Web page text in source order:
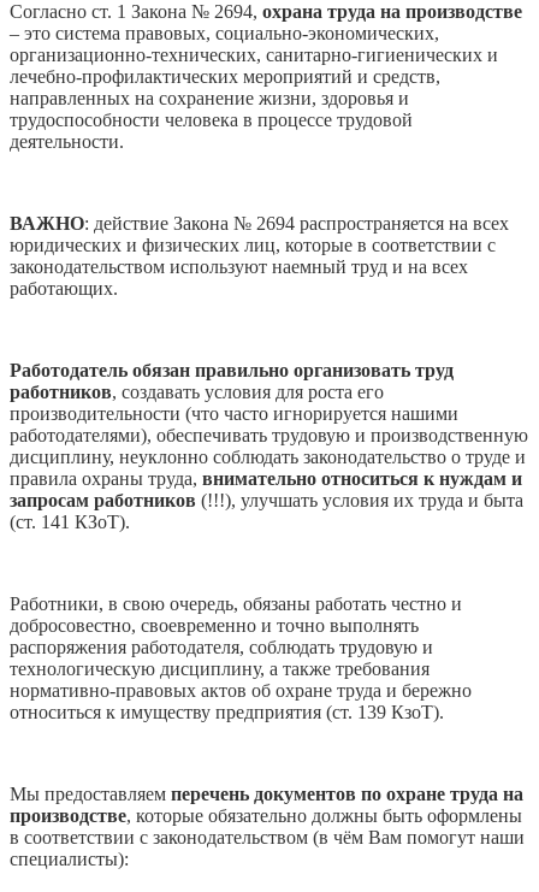
Согласно ст. 1 Закона № 2694, охрана труда на производстве
– это система правовых, социально-экономических,
организационно-технических, санитарно-гигиенических и
лечебно-профилактических мероприятий и средств,
направленных на сохранение жизни, здоровья и
трудоспособности человека в процессе трудовой
деятельности.
ВАЖНО: действие Закона № 2694 распространяется на всех
юридических и физических лиц, которые в соответствии с
законодательством используют наемный труд и на всех
работающих.
Работодатель обязан правильно организовать труд
работников, создавать условия для роста его
производительности (что часто игнорируется нашими
работодателями), обеспечивать трудовую и производственную
дисциплину, неуклонно соблюдать законодательство о труде и
правила охраны труда, внимательно относиться к нуждам и
запросам работников (!!!), улучшать условия их труда и быта
(ст. 141 КЗоТ).
Работники, в свою очередь, обязаны работать честно и
добросовестно, своевременно и точно выполнять
распоряжения работодателя, соблюдать трудовую и
технологическую дисциплину, а также требования
нормативно-правовых актов об охране труда и бережно
относиться к имуществу предприятия (ст. 139 КзоТ).
Мы предоставляем перечень документов по охране труда на
производстве, которые обязательно должны быть оформлены
в соответствии с законодательством (в чём Вам помогут наши
специалисты):